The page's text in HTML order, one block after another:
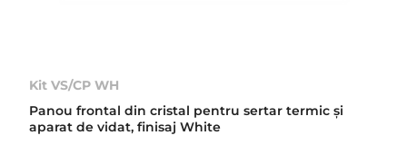
Kit VS/CP WH
Panou frontal din cristal pentru sertar termic şi
aparat de vidat, finisaj White